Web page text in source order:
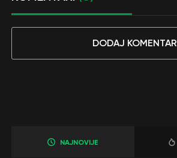
DODAJ KOMENTAR
NAJNOVIJE